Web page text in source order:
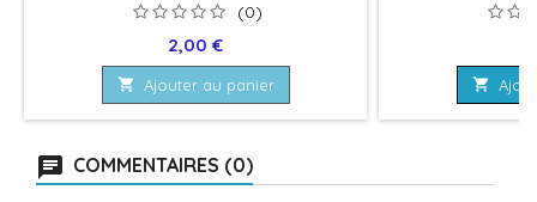
(0)
Prix
2,00 €
 Ajouter au panier 
COMMENTAIRES (0)